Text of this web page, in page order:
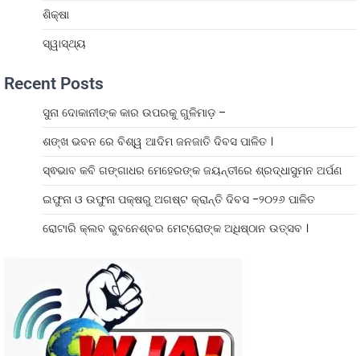
ଶିକ୍ଷା
ସ୍ୱାସ୍ଥ୍ୟ
Recent Posts
ସୁନା ଦୋକାନୀଙ୍କ କାର ଉପରକୁ ଗୁଳିମାଡ଼ –
ଶଙ୍ଖ ଭବନ ରେ ବିଶ୍ୱ ଆଦିମ ଜନଜାତି ଦିବସ ପାଳିତ ।
ସ୍ଵଭାବ କବି ଗଙ୍ଗାଧର ମେହେରଙ୍କ ଜୟନ୍ତୀରେ ଶ୍ରଦ୍ଧାସୁମନ ଅର୍ପଣ
ଇଫୁନା ଓ ଉଫୁନା ପକ୍ଷରୁ ଅଗଷ୍ଟ କ୍ରାନ୍ତି ଦିବସ -୨୦୨୬ ପାଳିତ
ରୋଟାରି କ୍ଲବ ଭୁବନେଶ୍ବର ମେଟ୍ରୋଙ୍କ ଅଧିଷ୍ଠାନ ଉତ୍ସବ ।